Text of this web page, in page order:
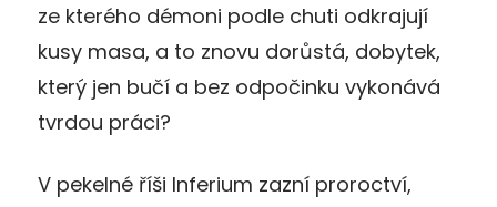
ze kterého démoni podle chuti odkrajují
kusy masa, a to znovu dorůstá, dobytek,
který jen bučí a bez odpočinku vykonává
tvrdou práci?
V pekelné říši Inferium zazní proroctví,